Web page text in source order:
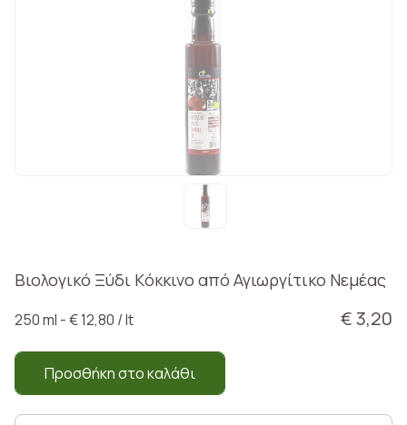
Βιολογικό Ξύδι Kόκκινο από Αγιωργίτικο Νεμέας
€ 3,20
250 ml - € 12,80 / lt
Προσθήκη στο καλάθι